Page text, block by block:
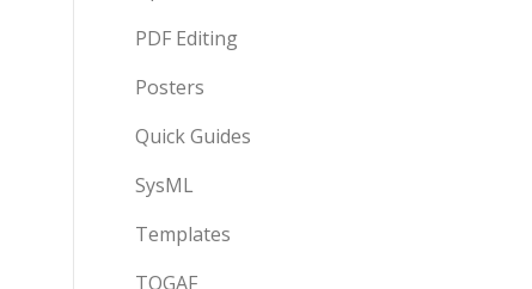
PDF Editing
Posters
Quick Guides
SysML
Templates
TOGAF